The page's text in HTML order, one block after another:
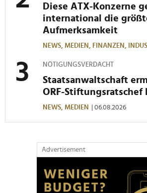
Diese ATX-Konzerne
international die
Aufmerksamkeit
NEWS, MEDIEN, FINANZEN,
NÖTIGUNGSVERDACHT
Staatsanwaltschaft
ORF-Stiftungsratschef
NEWS, MEDIEN | 06.08.2026
Advertisement